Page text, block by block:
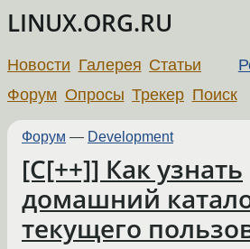
LINUX.ORG.RU
Новости Галерея Статьи
Форум Опросы Трекер Поиск
Форум — Development
[C[++]] Как узнать
домашний
текущего